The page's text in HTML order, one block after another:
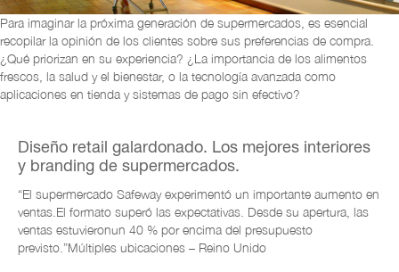
Para imaginar la próxima generación de supermercados, es esencial
recopilar la opinión de los clientes sobre sus preferencias de compra.
¿Qué priorizan en su experiencia? ¿La importancia de los alimentos
frescos, la salud y el bienestar, o la tecnología avanzada como
aplicaciones en tienda y sistemas de pago sin efectivo?
Diseño retail galardonado. Los mejores interiores
y branding de supermercados.
“El supermercado Safeway experimentó un importante aumento en
ventas. El formato superó las expectativas. Desde su apertura, las
ventas estuvieronun 40 % por encima del presupuesto
previsto.”Múltiples ubicaciones – Reino Unido